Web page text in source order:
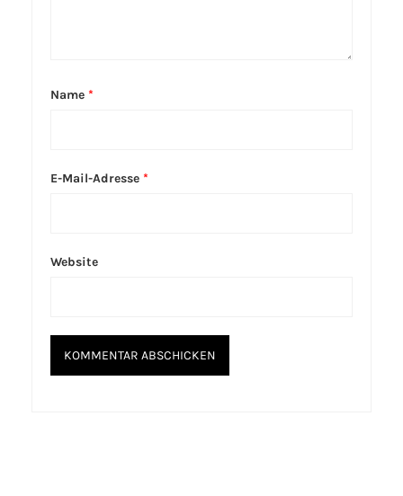
Name *
E-Mail-Adresse *
Website